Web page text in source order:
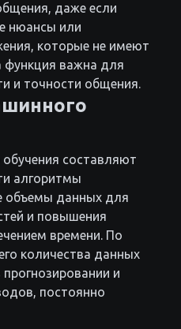
даже если
нюансы или
которые не имеют
функция важна для
и точности общения.
составляют
алгоритмы
объемы данных для
и повышения
времени. По
количества данных
и
постоянно